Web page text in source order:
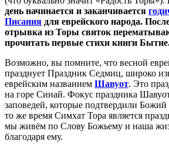
день начинается и заканчивается
Писания для еврейского народа.
отрывка из Торы свиток
прочитать первые стихи книги
Возможно, вы помните, что весной
празднует Праздник Седмиц, широко
еврейским названием Шавуот. Это
на горе Синай. Фокус праздника
заповедей, которые подтвердили Божий
то же время Симхат Тора является
мы живём по Слову Божьему и наша
благодаря ему.